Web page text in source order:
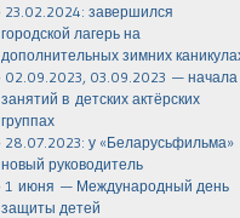
23.02.2024: завершился
городской лагерь на
дополнительных зимних
02.09.2023, 03.09.2023 — начала
занятий в детских актёрских
группах
28.07.2023: у «Беларусьфильма»
новый руководитель
1 июня — Международный день
защиты детей